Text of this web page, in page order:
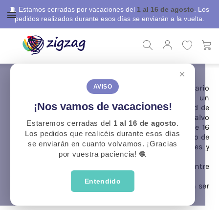
🧵 Estamos cerradas por vacaciones del 1 al 16 de agosto . Los
pedidos realizados durante esos días se enviarán a la vuelta.
×
AVISO
¡Nos vamos de vacaciones!
Estaremos cerradas del 1 al 16 de agosto.
Los pedidos que realicéis durante esos días
se enviarán en cuanto volvamos. ¡Gracias
por vuestra paciencia! 🧶
Entendido
Según establece la normativa, el consumidor y usuario
tendrá derecho a DESISTIR del contrato durante un
período máximo de 14 días naturales sin necesidad de
indicar el motivo y sin incurrir en ningún coste, salvo
los previstos en el art. 107.2 y 108 del RD1/2007, de 16
de noviembre, por el que se aprueba el texto referido de
la Ley General para la Defensa de los Consumidores y
Este derecho de desistimiento no es aplicable entre
a: Suministro de bienes precintados que no pueden ser